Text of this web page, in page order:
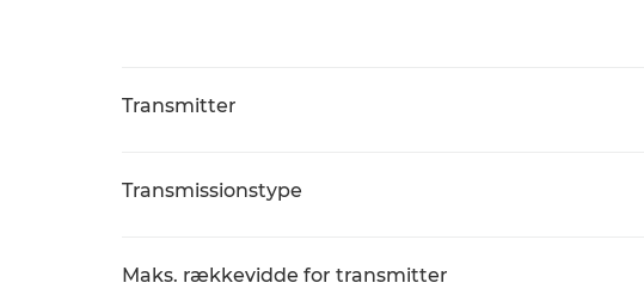
Transmitter
Transmissionstype
Maks. rækkevidde for transmitter